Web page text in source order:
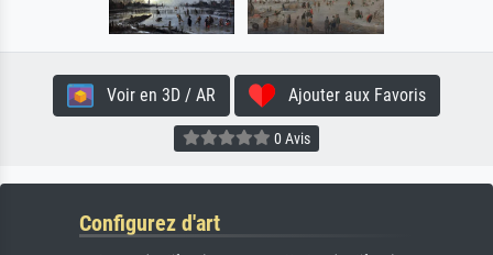
Voir en 3D / AR Ajouter aux Favoris
0 Avis
Configurez d'art